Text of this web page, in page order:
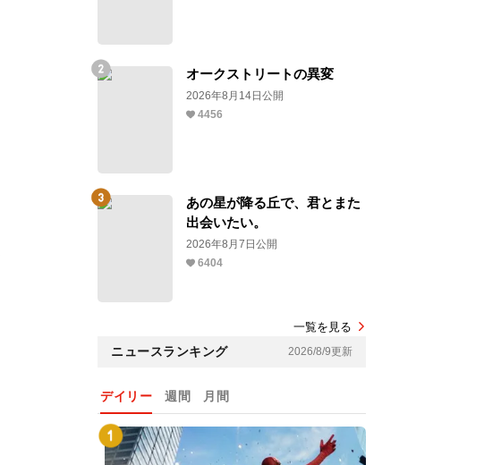
オークストリートの異変
2026年8月14日公開
4456
あの星が降る丘で、君とまた
出会いたい。
2026年8月7日公開
6404
一覧を見る
ニュースランキング 2026/8/9更新
デイリー 週間 月間